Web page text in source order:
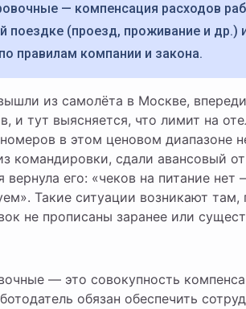
поездке (проезд, проживание и др.)
правилам компании и закона.
и тут выясняется, что лимит на
в этом ценовом диапазоне
командировки, сдали авансовый
вернула его: «чеков на питание нет
Такие ситуации возникают там,
не прописаны заранее или
— это совокупность
обязан обеспечить